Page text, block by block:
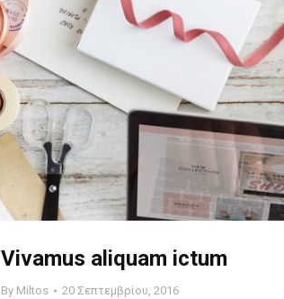
Vivamus aliquam ictum
By Miltos 20 Σεπτεμβρίου, 2016